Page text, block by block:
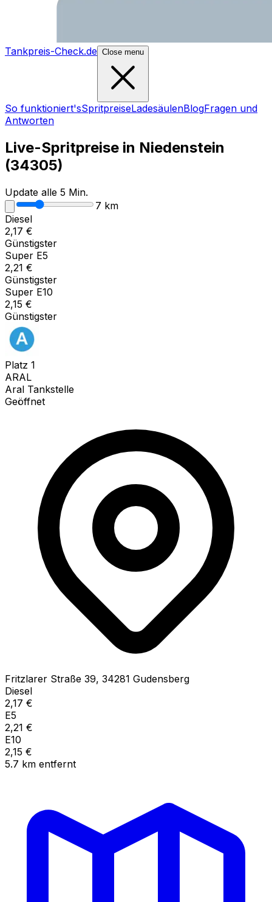
Tankpreis-Check.de Close menu
So funktioniert'sSpritpreiseLadesäulenBlogFragen und
Antworten
Live-Spritpreise in Niedenstein
(34305)
Update alle 5 Min.
7 km
Diesel
2,17 €
Günstigster
Super E5
2,21 €
Günstigster
Super E10
2,15 €
Günstigster
Platz 1
ARAL
Aral Tankstelle
Geöffnet
Fritzlarer Straße 39, 34281 Gudensberg
Diesel
2,17 €
E5
2,21 €
E10
2,15 €
5.7 km entfernt